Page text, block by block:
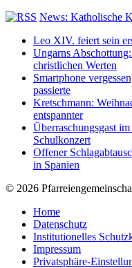
News: Katholische
Leo XIV. feiert sein
Ungarns
christlichen Werten
Smartphone
passierte
Kretschmann:
entspannter
Überraschungsgast
Schulkonzert
Offener
in Spanien
© 2026
Home
Datenschutz
Institutionelles
Impressum
Privatsphäre-